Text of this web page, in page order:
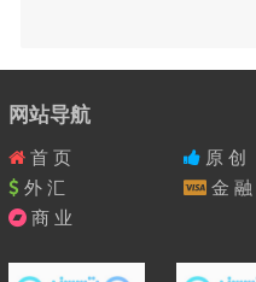
网站导航
首 页 原 创
外 汇
金 融
商 业